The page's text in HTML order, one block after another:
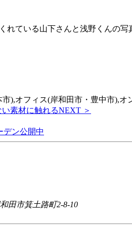
れている山下さんと浅野くんの写
),オフィス(岸和田市・豊中市),
素材に触れるNEXT ＞
田市箕土路町2-8-10